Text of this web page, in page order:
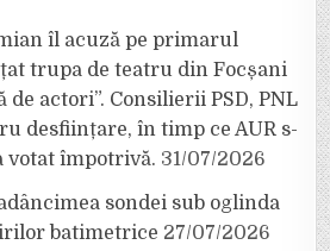
îl acuză pe primarul
trupa de teatru din Focșani
de actori”. Consilierii PSD, PNL
desființare, în timp ce AUR s-
votat împotrivă. 31/07/2026
sondei sub oglinda
batimetrice 27/07/2026